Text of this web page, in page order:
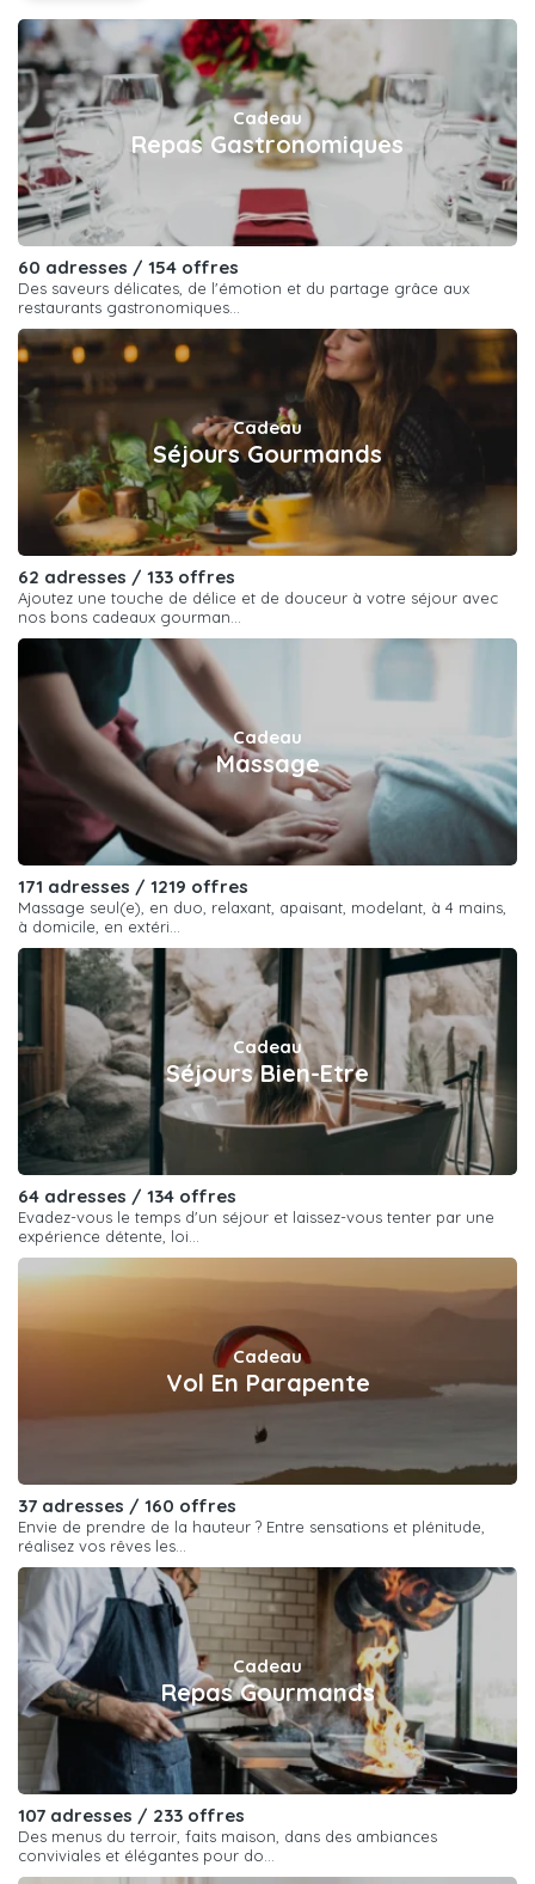
Cadeau
Repas Gastronomiques
60 adresses / 154 offres
Des saveurs délicates, de l'émotion et du partage grâce aux
restaurants gastronomiques...
Cadeau
Séjours Gourmands
62 adresses / 133 offres
Ajoutez une touche de délice et de douceur à votre séjour avec
nos bons cadeaux gourman...
Cadeau
Massage
171 adresses / 1219 offres
Massage seul(e), en duo, relaxant, apaisant, modelant, à 4 mains,
à domicile, en extéri...
Cadeau
Séjours Bien-Etre
64 adresses / 134 offres
Evadez-vous le temps d'un séjour et laissez-vous tenter par une
expérience détente, loi...
Cadeau
Vol En Parapente
37 adresses / 160 offres
Envie de prendre de la hauteur ? Entre sensations et plénitude,
réalisez vos rêves les...
Cadeau
Repas Gourmands
107 adresses / 233 offres
Des menus du terroir, faits maison, dans des ambiances
conviviales et élégantes pour do...